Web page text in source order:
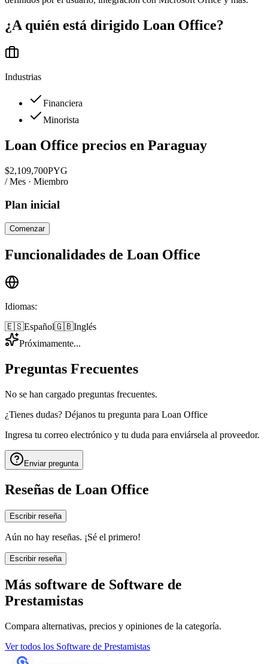
¿A quién está dirigido Loan Office?
Industrias
Financiera
Minorista
Loan Office precios en Paraguay
$2,109,700PYG
/ Mes · Miembro
Plan inicial
Comenzar
Funcionalidades de Loan Office
Idiomas:
🇪🇸Español🇬🇧Inglés
Próximamente...
Preguntas Frecuentes
No se han cargado preguntas frecuentes.
¿Tienes dudas? Déjanos tu pregunta para Loan Office
Ingresa tu correo electrónico y tu duda para enviársela al proveedor.
Enviar pregunta
Reseñas de Loan Office
Escribir reseña
Aún no hay reseñas. ¡Sé el primero!
Escribir reseña
Más software de Software de
Prestamistas
Compara alternativas, precios y opiniones de la categoría.
Ver todos los Software de Prestamistas